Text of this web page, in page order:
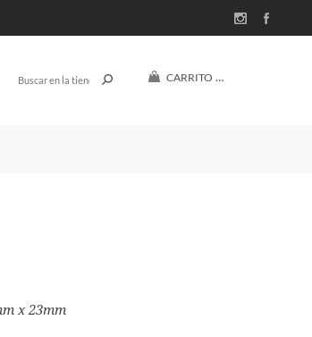
CARRITO (0)
x 23mm